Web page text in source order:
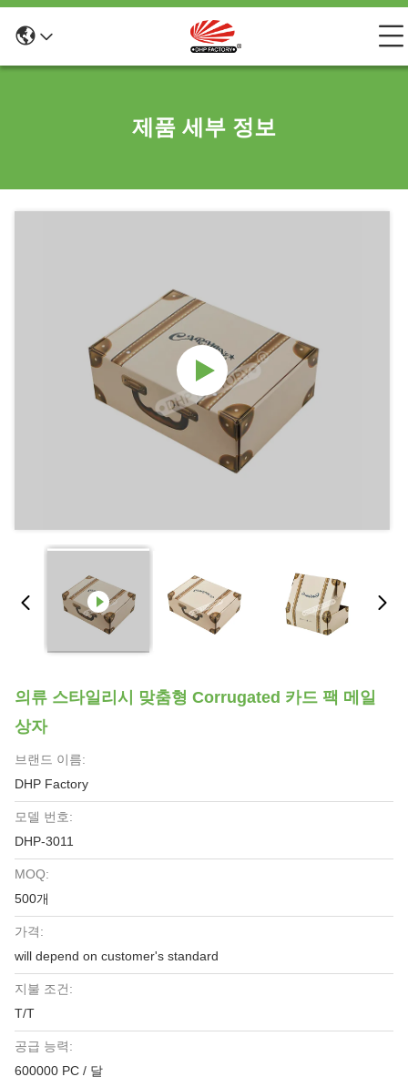
제품 세부 정보
의류 스타일리시 맞춤형 Corrugated 카드 팩 메일
상자
브랜드 이름:
DHP Factory
모델 번호:
DHP-3011
MOQ:
500개
가격:
will depend on customer's standard
지불 조건:
T/T
공급 능력:
600000 PC / 달